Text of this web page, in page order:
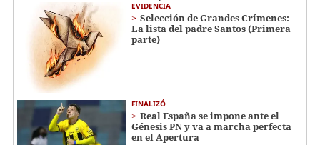
EVIDENCIA
Selección de Grandes Crímenes:
La lista del padre Santos (Primera
parte)
FINALIZÓ
Real España se impone ante el
Génesis PN y va a marcha perfecta
en el Apertura